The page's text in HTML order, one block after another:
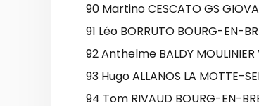
90 Martino CESCATO GS
91 Léo BORRUTO BOURG-EN-
92 Anthelme BALDY MOULINIER
93 Hugo ALLANOS LA MOTTE-
94 Tom RIVAUD BOURG-EN-